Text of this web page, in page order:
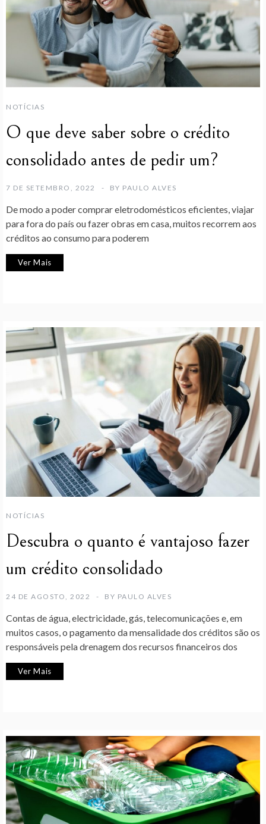
NOTÍCIAS
O que deve saber sobre o crédito
consolidado antes de pedir um?
7 DE SETEMBRO, 2022 BY PAULO ALVES
De modo a poder comprar eletrodomésticos eficientes, viajar
para fora do país ou fazer obras em casa, muitos recorrem aos
créditos ao consumo para poderem
Ver Mais
NOTÍCIAS
Descubra o quanto é vantajoso fazer
um crédito consolidado
24 DE AGOSTO, 2022 BY PAULO ALVES
Contas de água, electricidade, gás, telecomunicações e, em
muitos casos, o pagamento da mensalidade dos créditos são os
responsáveis pela drenagem dos recursos financeiros dos
Ver Mais